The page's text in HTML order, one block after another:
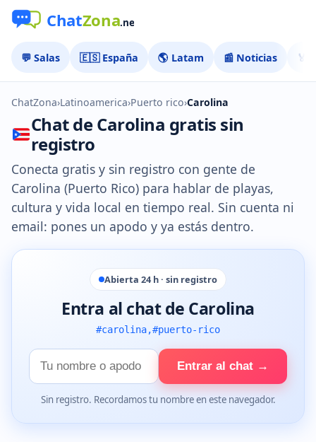
💬 Salas 🇪🇸 España 🌎 Latam 📰 Noticias 🏅
ChatZona›Latinoamerica›Puerto rico›Carolina
Chat de Carolina gratis sin
registro
Conecta gratis y sin registro con gente de
Carolina (Puerto Rico) para hablar de playas,
cultura y vida local en tiempo real. Sin cuenta ni
email: pones un apodo y ya estás dentro.
Abierta 24 h · sin registro
Entra al chat de Carolina
#carolina,#puerto-rico
Tu
nombre
Entrar al chat →
Sin registro. Recordamos tu nombre en este navegador.